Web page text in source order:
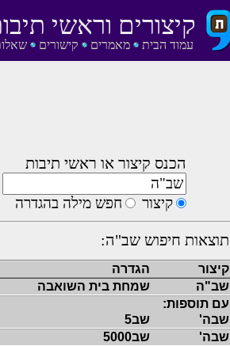
עמוד הבית מאמרים קישורים
קיצורים וראשי
הכנס קיצור או ראשי תיבות
קיצור חפש מילה בהגדרה
תוצאות חיפוש שב"ה:
קיצור הגדרה
שב"ה
שמחת בית השואבה
עם תוספות:
שבה'
שב5
שבה'
שב5000